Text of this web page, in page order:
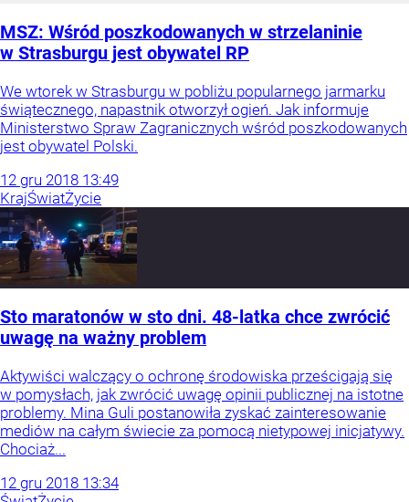
MSZ: Wśród poszkodowanych w strzelaninie
w Strasburgu jest obywatel RP
We wtorek w Strasburgu w pobliżu popularnego jarmarku
świątecznego, napastnik otworzył ogień. Jak informuje
Ministerstwo Spraw Zagranicznych wśród poszkodowanych
jest obywatel Polski.
12 gru 2018 13:49
KrajŚwiatŻycie
Sto maratonów w sto dni. 48-latka chce zwrócić
uwagę na ważny problem
Aktywiści walczący o ochronę środowiska prześcigają się
w pomysłach, jak zwrócić uwagę opinii publicznej na istotne
problemy. Mina Guli postanowiła zyskać zainteresowanie
mediów na całym świecie za pomocą nietypowej inicjatywy.
Chociaż...
12 gru 2018 13:34